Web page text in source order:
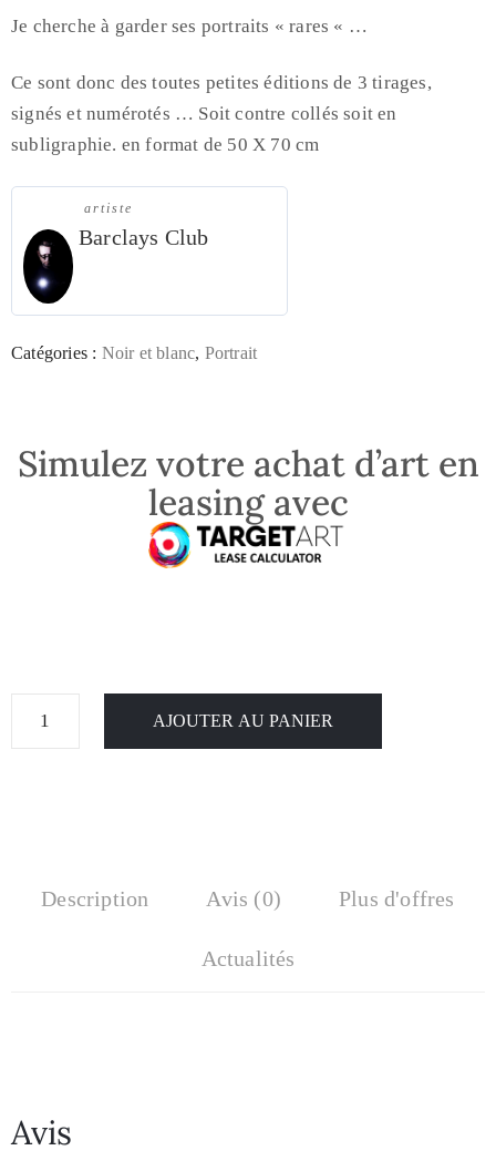
Je cherche à garder ses portraits « rares « …
Ce sont donc des toutes petites éditions de 3 tirages,
signés et numérotés … Soit contre collés soit en
subligraphie. en format de 50 X 70 cm
artiste
Barclays Club
Catégories : Noir et blanc, Portrait
Simulez votre achat d’art en
leasing avec
AJOUTER AU PANIER
Description Avis (0) Plus d'offres
Actualités
Avis